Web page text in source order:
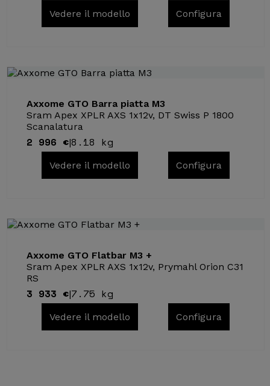
Vedere il modello Configura
Axxome GTO Barra piatta M3
Sram Apex XPLR AXS 1x12v, DT Swiss P 1800
Scanalatura
2 996 €|8.18 kg
Vedere il modello Configura
Axxome GTO Flatbar M3 +
Sram Apex XPLR AXS 1x12v, Prymahl Orion C31
RS
3 933 €|7.75 kg
Vedere il modello Configura